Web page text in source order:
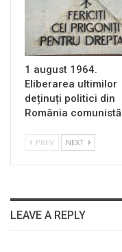
1 august 1964.
Eliberarea ultimilor
deținuți politici din
România comunistă
PREV NEXT
LEAVE A REPLY